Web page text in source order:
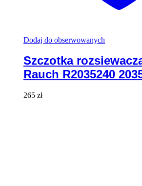
Dodaj do obserwowanych
Szczotka
Rauch R2035240
265 zł